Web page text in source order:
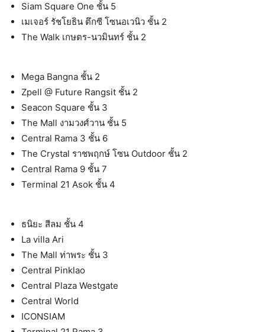
Siam Square One ชั้น 5
เมเจอร์ รัชโยธิน ตึกซี โซนอเวนิว ชั้น 2
The Walk เกษตร-นวมินทร์ ชั้น 2
Mega Bangna ชั้น 2
Zpell @ Future Rangsit ชั้น 2
Seacon Square ชั้น 3
The Mall งามวงศ์วาน ชั้น 5
Central Rama 3 ชั้น 6
The Crystal ราชพฤกษ์ โซน Outdoor ชั้น 2
Central Rama 9 ชั้น 7
Terminal 21 Asok ชั้น 4
ธนิยะ สีลม ชั้น 4
La villa Ari
The Mall ท่าพระ ชั้น 3
Central Pinklao
Central Plaza Westgate
Central World
ICONSIAM